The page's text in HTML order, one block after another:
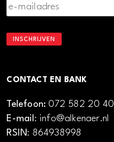
CONTACT EN BANK
Telefoon:072 582 20 40
E-mail: info@alkenaer.nl
RSIN: 864938998